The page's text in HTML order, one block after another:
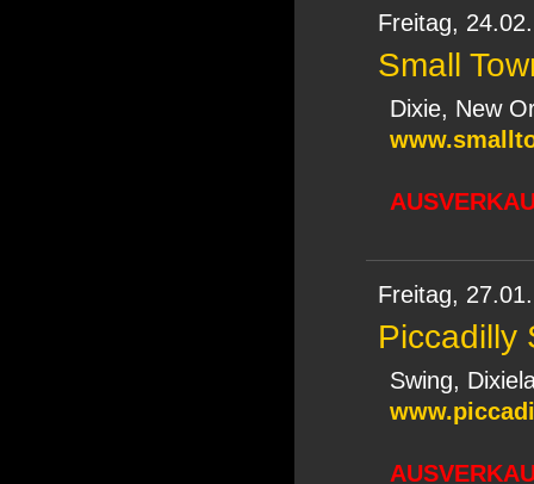
Freitag,
Small
Dixie, New
Freitag,
Piccadilly
Swing,